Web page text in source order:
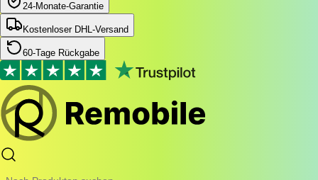
24‑Monate‑Garantie
Kostenloser DHL-Versand
60-Tage Rückgabe